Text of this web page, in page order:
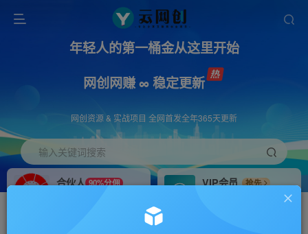
年轻人的第一桶金从这里开始
网创网赚 ∞ 稳定更新
网创资源 & 实战项目 全网首发全年365天更新
输入关键词搜索
合伙人 90%分佣
VIP会员
抢先